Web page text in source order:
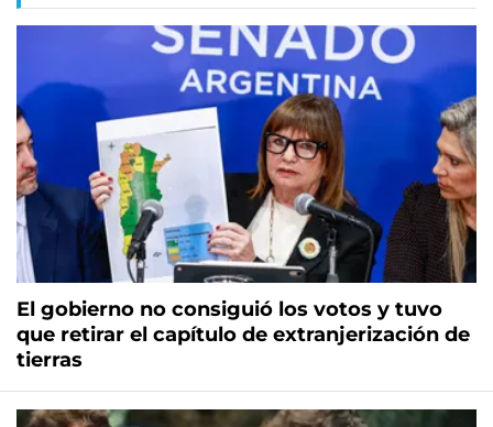
El gobierno no consiguió los votos y tuvo
que retirar el capítulo de extranjerización de
tierras